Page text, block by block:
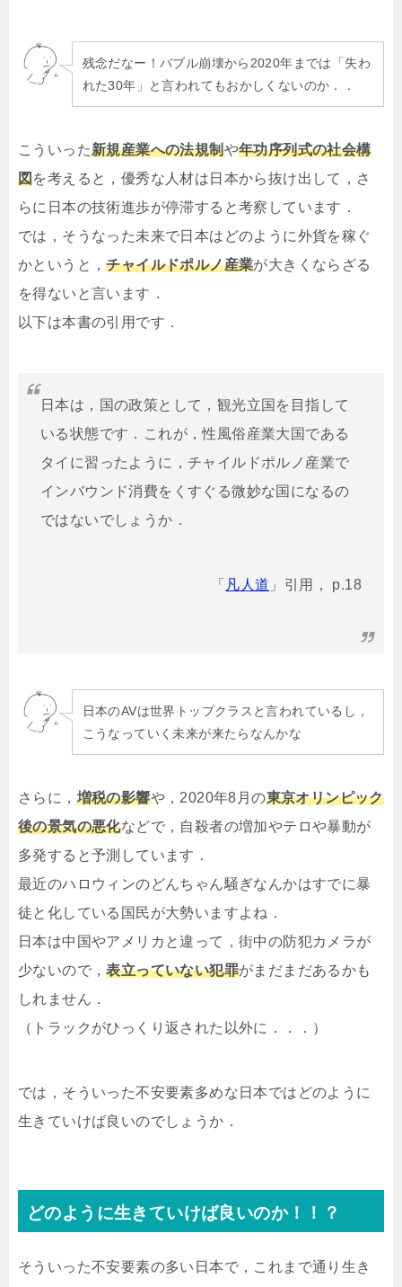
残念だなー！バブル崩壊から2020年までは「失わ
れた30年」と言われてもおかしくないのか．．
こういった新規産業への法規制や年功序列式の社会構
図を考えると，優秀な人材は日本から抜け出して，さ
らに日本の技術進歩が停滞すると考察しています．
では，そうなった未来で日本はどのように外貨を稼ぐ
かというと，チャイルドポルノ産業が大きくならざる
を得ないと言います．
以下は本書の引用です．
日本は，国の政策として，観光立国を目指して
いる状態です．これが，性風俗産業大国である
タイに習ったように，チャイルドポルノ産業で
インバウンド消費をくすぐる微妙な国になるの
ではないでしょうか．
「 凡人道 」引用， p.18
日本のAVは世界トップクラスと言われているし，
こうなっていく未来が来たらなんかな
さらに， 増税の影響や，2020年8月の東京オリンピック
後の景気の悪化などで，自殺者の増加やテロや暴動が
多発すると予測しています．
最近のハロウィンのどんちゃん騒ぎなんかはすでに暴
徒と化している国民が大勢いますよね．
日本は中国やアメリカと違って，街中の防犯カメラが
少ないので，表立っていない犯罪がまだまだあるかも
しれません．
（トラックがひっくり返された以外に．．．）
では，そういった不安要素多めな日本ではどのように
生きていけば良いのでしょうか．
どのように生きていけば良いのか！！？
そういった不安要素の多い日本で，これまで通り生き